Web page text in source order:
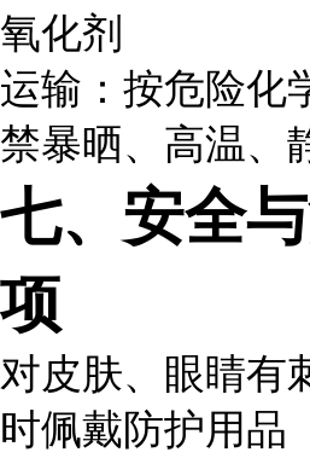
氧化剂
运输：按危险化
禁暴晒、高温、
七、安全
项
对皮肤、眼睛有
时佩戴防护用品